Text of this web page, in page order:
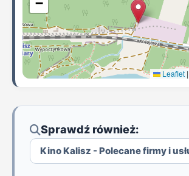
−
Leaflet |
Sprawdź również:
Kino Kalisz - Polecane firmy i